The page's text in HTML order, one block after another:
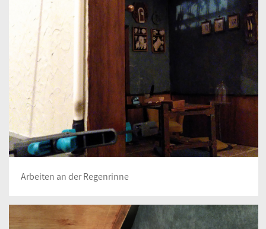
Arbeiten an der Regenrinne